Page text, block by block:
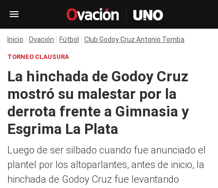
Inicio Ovación Fútbol Club Godoy Cruz Antonio Tomba
TORNEO CLAUSURA
La hinchada de Godoy Cruz
mostró su malestar por la
derrota frente a Gimnasia y
Esgrima La Plata
Luego de ser silbado cuando fue anunciado el
plantel por los altoparlantes, antes de inicio, la
hinchada de Godoy Cruz fue levantando